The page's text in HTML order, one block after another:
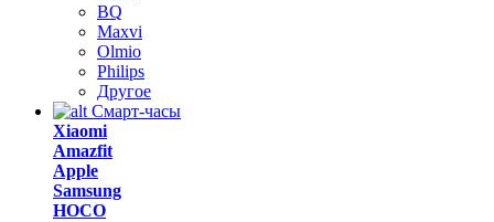
BQ
Maxvi
Olmio
Philips
Другое
Смарт-часы
Xiaomi
Amazfit
Apple
Samsung
HOCO